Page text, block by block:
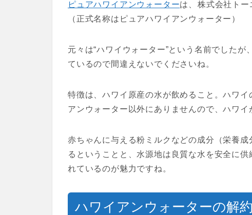
ピュアハワイアンウォーターは、 株式会社トー
（正式名称はピュアハワイアンウォーター）
元々は“ハワイウォーター”という名前でしたが
ているので間違えないでくださいね。
特徴は、ハワイ原産の水が飲めること。ハワ
アンウォーター以外にありませんので、ハワイ
赤ちゃんに与える粉ミルクなどの成分（栄養
るということと、水源地は良質な水を安全に
れているのが魅力ですね。
ハワイアンウォーターの解